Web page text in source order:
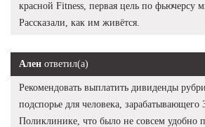
красной Fitness, первая цель по фьючерсу
Рассказали, как им живётся.
Ален ответил(а)
Рекомендовать выплатить дивиденды
подспорье для человека, зарабатывающего
Поликлинике, что было не совсем удобно